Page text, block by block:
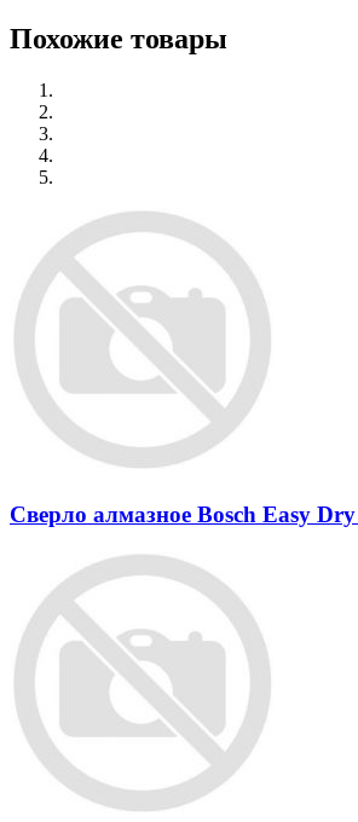
Похожие товары
Сверло алмазное Bosch Easy